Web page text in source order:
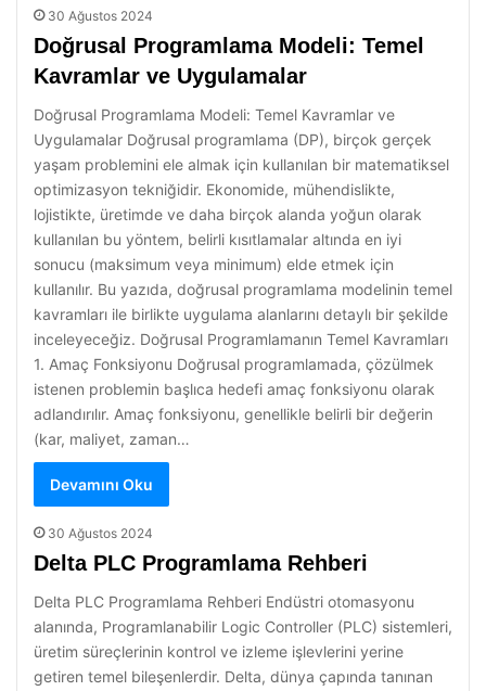
30 Ağustos 2024
Doğrusal Programlama Modeli: Temel
Kavramlar ve Uygulamalar
Doğrusal Programlama Modeli: Temel Kavramlar ve
Uygulamalar Doğrusal programlama (DP), birçok gerçek
yaşam problemini ele almak için kullanılan bir matematiksel
optimizasyon tekniğidir. Ekonomide, mühendislikte,
lojistikte, üretimde ve daha birçok alanda yoğun olarak
kullanılan bu yöntem, belirli kısıtlamalar altında en iyi
sonucu (maksimum veya minimum) elde etmek için
kullanılır. Bu yazıda, doğrusal programlama modelinin temel
kavramları ile birlikte uygulama alanlarını detaylı bir şekilde
inceleyeceğiz. Doğrusal Programlamanın Temel Kavramları
1. Amaç Fonksiyonu Doğrusal programlamada, çözülmek
istenen problemin başlıca hedefi amaç fonksiyonu olarak
adlandırılır. Amaç fonksiyonu, genellikle belirli bir değerin
(kar, maliyet, zaman…
Devamını Oku
30 Ağustos 2024
Delta PLC Programlama Rehberi
Delta PLC Programlama Rehberi Endüstri otomasyonu
alanında, Programlanabilir Logic Controller (PLC) sistemleri,
üretim süreçlerinin kontrol ve izleme işlevlerini yerine
getiren temel bileşenlerdir. Delta, dünya çapında tanınan